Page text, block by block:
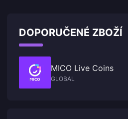
DOPORUČENÉ ZBOŽÍ
MICO Live Coins
GLOBAL